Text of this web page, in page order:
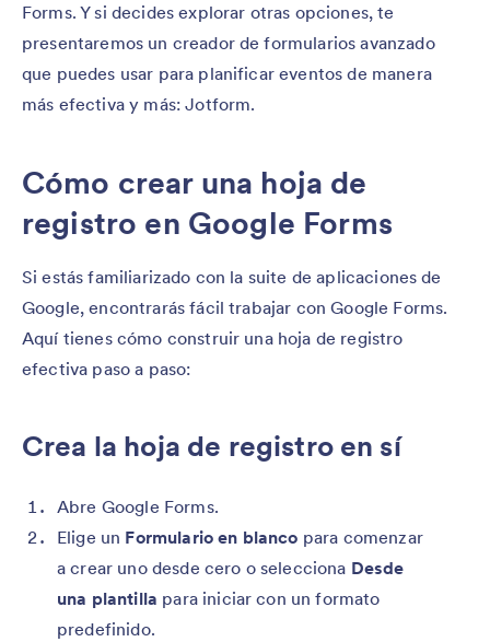
Forms. Y si decides explorar otras opciones, te
presentaremos un creador de formularios avanzado
que puedes usar para planificar eventos de manera
más efectiva y más: Jotform.
Cómo crear una hoja de
registro en Google Forms
Si estás familiarizado con la suite de aplicaciones de
Google, encontrarás fácil trabajar con Google Forms.
Aquí tienes cómo construir una hoja de registro
efectiva paso a paso:
Crea la hoja de registro en sí
Abre Google Forms.
Elige un Formulario en blanco para comenzar
a crear uno desde cero o selecciona Desde
una plantilla para iniciar con un formato
predefinido.